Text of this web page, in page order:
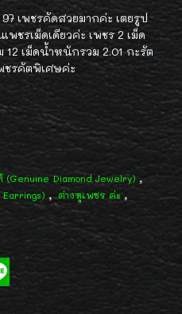
เพชรคัดสวยมากค่ะ เตยรูป
ชรเม็ดเดียวค่ะ เพชร 2 เม็ด
เม็ดน้ำหนักรวม 2.01 กะรัต
ชรคัตพิเศษค่ะ
Diamond Jewelry) ,
, ต่างหูเพชร ค่ะ ,